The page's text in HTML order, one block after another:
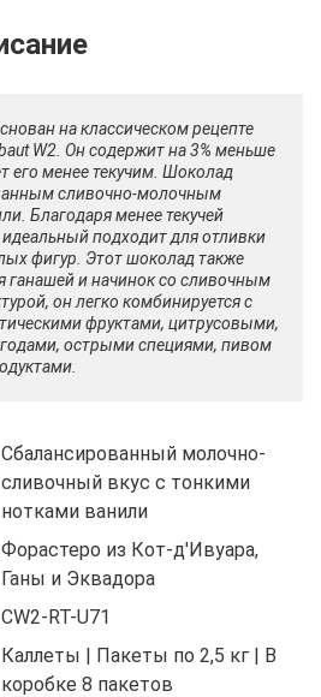
Рецепты
на классическом рецепте
W2. Он содержит на 3% меньше
его менее текучим. Шоколад
сливочно-молочным
Благодаря менее текучей
идеальный подходит для отливки
фигур. Этот шоколад также
ганашей и начинок со сливочным
он легко комбинируется с
фруктами, цитрусовыми,
острыми специями, пивом
Сбалансированный молочно-
сливочный вкус с тонкими
нотками ванили
Форастеро из Кот-д'Ивуара,
Ганы и Эквадора
CW2-RT-U71
Каллеты | Пакеты по 2,5 кг | В
коробке 8 пакетов